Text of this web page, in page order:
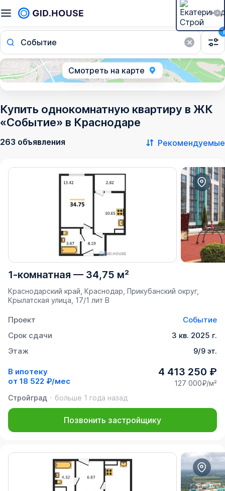
Событие
1
Смотреть на карте
Купить однокомнатную квартиру в ЖК
«Событие» в Краснодаре
263 объявления Рекомендуемые
1-комнатная — 34,75 м²
Краснодарский край, Краснодар, Прикубанский округ,
Крылатская улица, 17/1 лит В
Проект
Событие
Срок сдачи
3 кв. 2025 г.
Этаж
9/9 эт.
В ипотеку
от 18 522 ₽/мес
4 413 250 ₽
127 000₽/м²
Стройград
больше 1 года назад
Позвонить застройщику